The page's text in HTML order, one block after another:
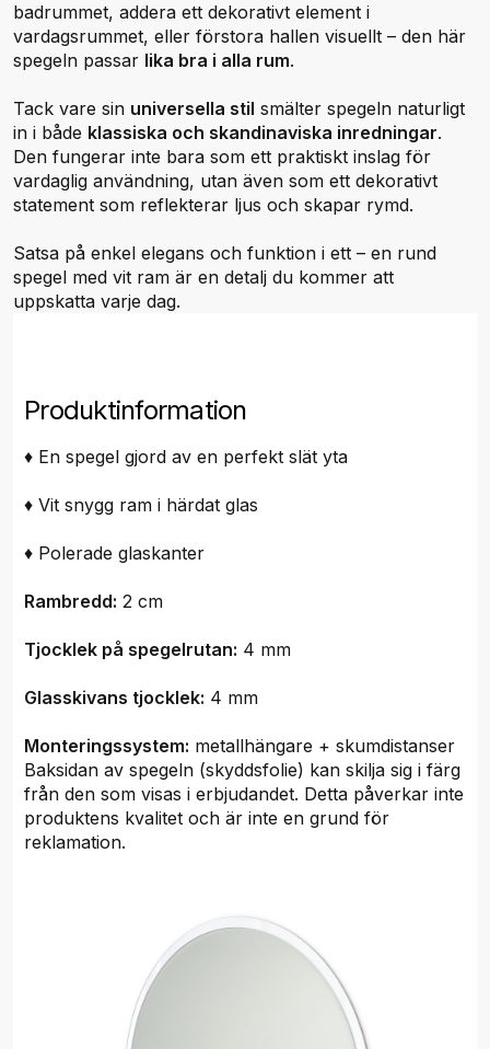
badrummet, addera ett dekorativt element i
vardagsrummet, eller förstora hallen visuellt – den här
spegeln passar lika bra i alla rum.
Tack vare sin universella stil smälter spegeln naturligt
in i både klassiska och skandinaviska inredningar.
Den fungerar inte bara som ett praktiskt inslag för
vardaglig användning, utan även som ett dekorativt
statement som reflekterar ljus och skapar rymd.
Satsa på enkel elegans och funktion i ett – en rund
spegel med vit ram är en detalj du kommer att
uppskatta varje dag.
Produktinformation
♦ En spegel gjord av en perfekt slät yta
♦ Vit snygg ram i härdat glas
♦ Polerade glaskanter
Rambredd: 2 cm
Tjocklek på spegelrutan: 4 mm
Glasskivans tjocklek: 4 mm
Monteringssystem: metallhängare + skumdistanser
Baksidan av spegeln (skyddsfolie) kan skilja sig i färg
från den som visas i erbjudandet. Detta påverkar inte
produktens kvalitet och är inte en grund för
reklamation.